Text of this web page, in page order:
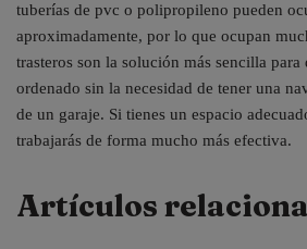
tuberías de pvc o polipropileno pueden
aproximadamente, por lo que ocupan
trasteros son la solución más sencilla para
ordenado sin la necesidad de tener una
de un garaje. Si tienes un espacio
trabajarás de forma mucho más efectiva.
Artículos